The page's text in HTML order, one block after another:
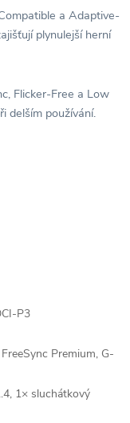
a Adaptive-
plynulejší herní
Flicker-Free a Low
delším používání.
P3
Premium, G-
1× sluchátkový